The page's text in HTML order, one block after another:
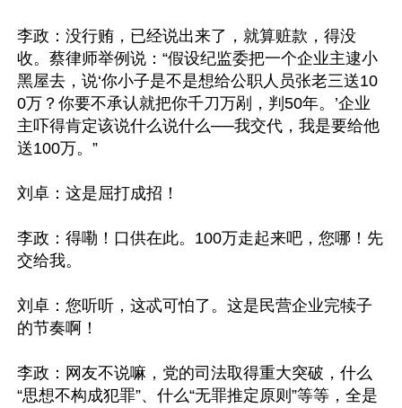
李政：没行贿，已经说出来了，就算赃款，得没
收。蔡律师举例说：“假设纪监委把一个企业主逮小
黑屋去，说‘你小子是不是想给公职人员张老三送10
0万？你要不承认就把你千刀万剐，判50年。’企业
主吓得肯定该说什么说什么──我交代，我是要给他
送100万。”
刘卓：这是屈打成招！
李政：得嘞！口供在此。100万走起来吧，您哪！先
交给我。
刘卓：您听听，这忒可怕了。这是民营企业完犊子
的节奏啊！
李政：网友不说嘛，党的司法取得重大突破，什么
“思想不构成犯罪”、什么“无罪推定原则”等等，全是